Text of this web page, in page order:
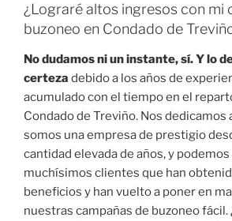
¿Lograré altos ingresos con mi
buzoneo en Condado de
No dudamos ni un instante, sí. Y lo
certeza debido a los años de
acumulado con el tiempo en el
Condado de Treviño. Nos dedicamos
somos una empresa de prestigio
cantidad elevada de años, y
muchísimos clientes que han
beneficios y han vuelto a poner en
nuestras campañas de buzoneo fácil.